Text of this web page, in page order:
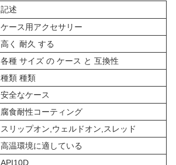
記述
ケース用アクセサリー
高く 耐久 する
各種 サイズ の ケース と 互換性
種類 種類
安全なケース
腐食耐性コーティング
スリップオン,ウェルドオン,スレッド
高温環境に適している
API10D